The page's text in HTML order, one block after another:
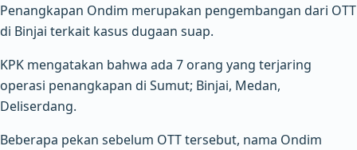
Penangkapan Ondim merupakan pengembangan dari OTT
di Binjai terkait kasus dugaan suap.
KPK mengatakan bahwa ada 7 orang yang terjaring
operasi penangkapan di Sumut; Binjai, Medan,
Deliserdang.
Beberapa pekan sebelum OTT tersebut, nama Ondim